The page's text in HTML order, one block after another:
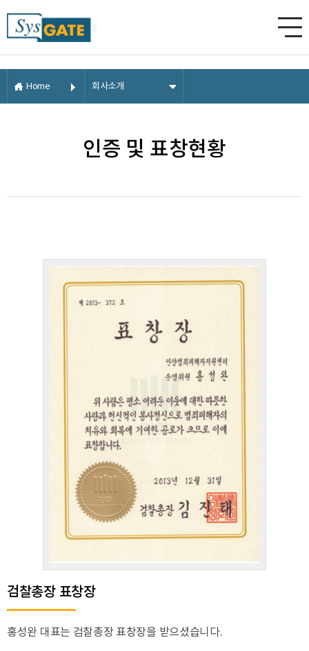
Home 회사소개
인증 및 표창현황
검찰총장 표창장
홍성완 대표는 검찰총장 표창장을 받으셨습니다.